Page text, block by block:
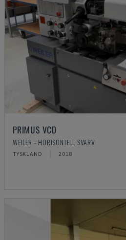
PRIMUS VCD
WEILER - HORISONTELL SVARV
TYSKLAND 2018